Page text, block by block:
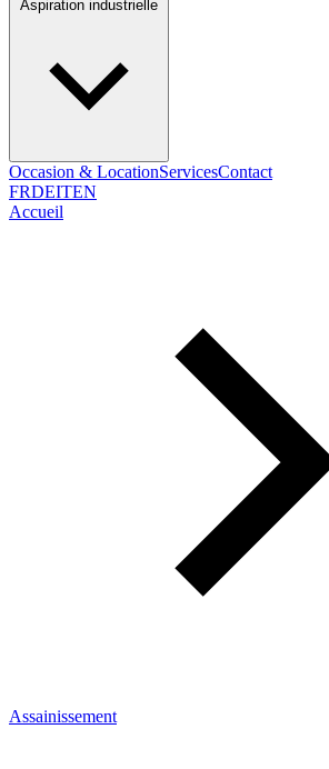
Occasion & LocationServicesContact
FRDEITEN
Accueil
Assainissement